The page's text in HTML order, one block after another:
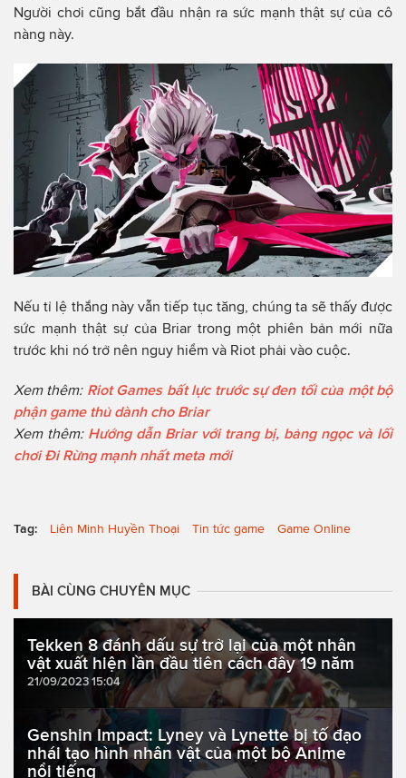
Người chơi cũng bắt đầu nhận ra sức mạnh thật sự của cô
nàng này.
Nếu tỉ lệ thắng này vẫn tiếp tục tăng, chúng ta sẽ thấy được
sức mạnh thật sự của Briar trong một phiên bản mới nữa
trước khi nó trở nên nguy hiểm và Riot phải vào cuộc.
Xem thêm: Riot Games bất lực trước sự đen tối của một bộ
phận game thủ dành cho Briar
Xem thêm: Hướng dẫn Briar với trang bị, bảng ngọc và lối
chơi Đi Rừng mạnh nhất meta mới
Tag: Liên Minh Huyền Thoại Tin tức game Game Online
BÀI CÙNG CHUYÊN MỤC
Tekken 8 đánh dấu sự trở lại của một nhân
vật xuất hiện lần đầu tiên cách đây 19 năm
21/09/2023 15:04
Genshin Impact: Lyney và Lynette bị tố đạo
nhái tạo hình nhân vật của một bộ Anime
nổi tiếng